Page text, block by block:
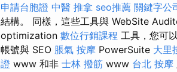
申請台胞證 中醫 推拿 seo推薦 關鍵字公
結構。 同樣，這些工具與 WebSite
optimization 數位行銷課程 工具，您可
帳號與 SEO 脹氣 按摩 PowerSuite 大里
證 www 和非 士林 撥筋 www 台北 按摩